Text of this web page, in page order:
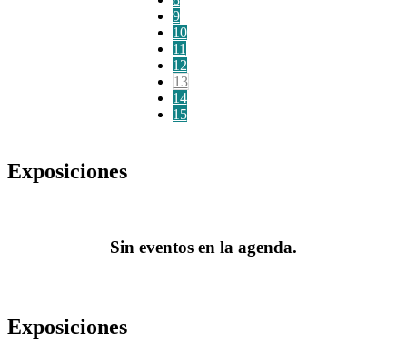
9
10
11
12
13
14
15
Exposiciones
Sin eventos en la agenda.
Exposiciones